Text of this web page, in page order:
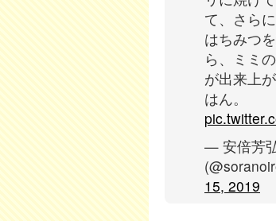
て、さら
はちみつ
ら、ミミ
が出来上
はん。
— 安倍芳
15, 2019